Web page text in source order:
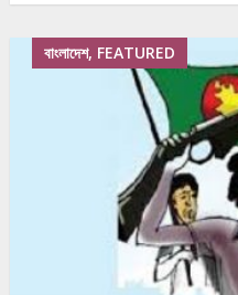
বাংলাদেশ, FEATURED